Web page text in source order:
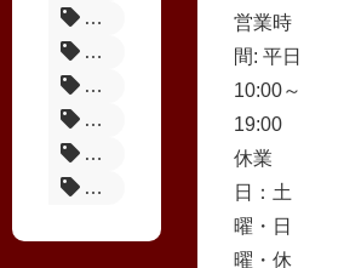
伊東園リゾート
旅館立花
ホテルサンミ倶楽部
ホテル大野屋
ニューフジヤホテル
金城館
営業時
間: 平日
10:00～
19:00
休業
日：土
曜・日
曜・休